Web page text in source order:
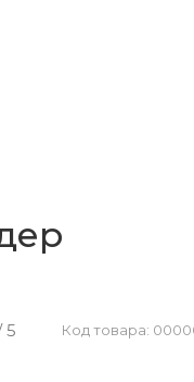
5 Код товара: